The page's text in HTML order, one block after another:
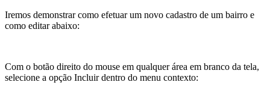
Iremos demonstrar como efetuar um novo cadastro de um bairro e
como editar abaixo:
Com o botão direito do mouse em qualquer área em branco da tela,
selecione a opção Incluir dentro do menu contexto: